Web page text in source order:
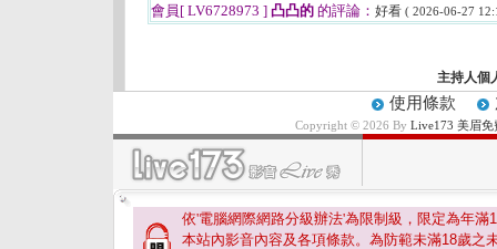
會員[ LV6728973 ] 凸凸的 的評論： 好看 ( 2026-06-27
主持人個
使用條款
Copyright © 2026 By Live173 美眉
依'電腦網際網路分級辦法'為限制級，限定為年滿
本站內影音內容及各項條款。為防範未滿18歲之